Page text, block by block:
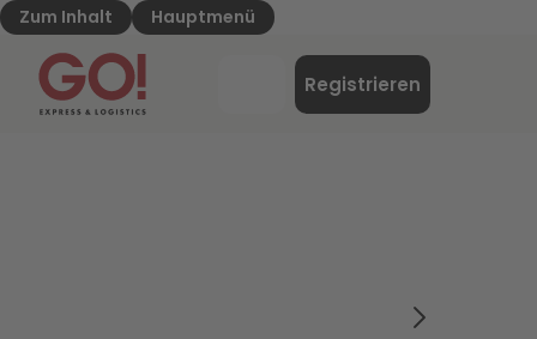
Zum Inhalt Hauptmenü
GO! Express & Logistics - Zur Starteite
Registrieren